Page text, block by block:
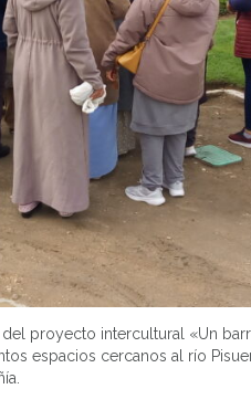
proyecto intercultural «Un
espacios cercanos al río